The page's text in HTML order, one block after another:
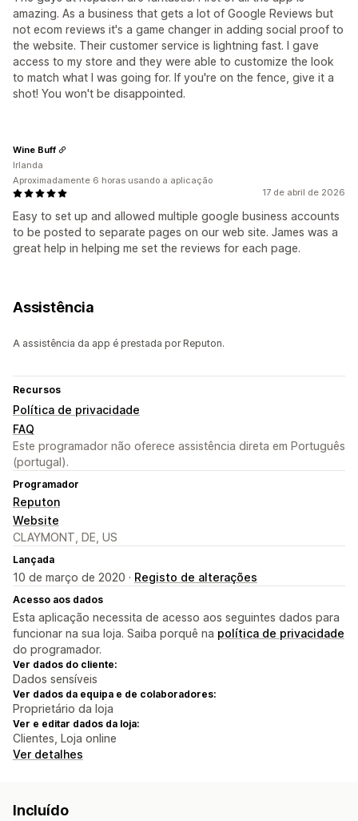
amazing. As a business that gets a lot of Google Reviews but
not ecom reviews it's a game changer in adding social proof to
the website. Their customer service is lightning fast. I gave
access to my store and they were able to customize the look
to match what I was going for. If you're on the fence, give it a
shot! You won't be disappointed.
17 de abril de 2026
Easy to set up and allowed multiple google business accounts
to be posted to separate pages on our web site. James was a
great help in helping me set the reviews for each page.
Wine Buff
Irlanda
Aproximadamente 6 horas usando a aplicação
Assistência
A assistência da app é prestada por Reputon.
Recursos
Política de privacidade
FAQ
Este programador não oferece assistência direta em Português
(portugal).
Programador
Reputon
Website
CLAYMONT, DE, US
Lançada
10 de março de 2020 · Registo de alterações
Acesso aos dados
Esta aplicação necessita de acesso aos seguintes dados para
funcionar na sua loja. Saiba porquê na política de privacidade
do programador.
Ver dados do cliente:
Dados sensíveis
Ver dados da equipa e de colaboradores:
Proprietário da loja
Ver e editar dados da loja:
Clientes, Loja online
Ver detalhes
Incluído